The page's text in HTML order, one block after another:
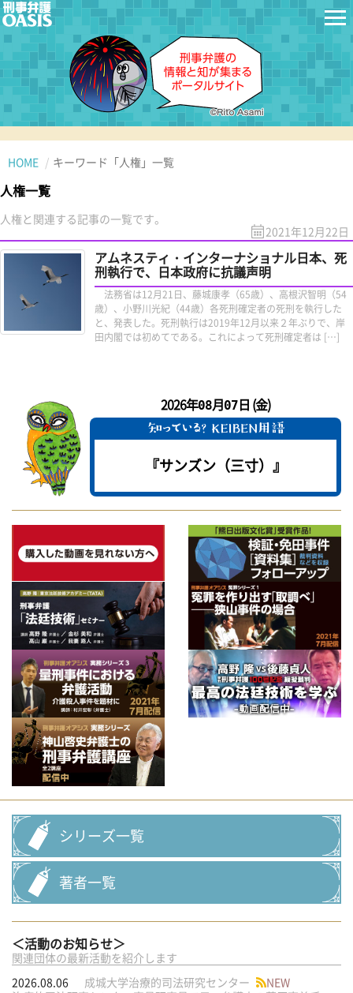
HOME キーワード「人権」一覧
人権一覧
人権と関連する記事の一覧です。
2021年12月22日
アムネスティ・インターナショナル日本、死
刑執行で、日本政府に抗議声明
法務省は12月21日、藤城康孝（65歳）、高根沢智明（54
歳）、小野川光紀（44歳）各死刑確定者の死刑を執行した
と、発表した。死刑執行は2019年12月以来２年ぶりで、岸
田内閣では初めてである。これによって死刑確定者は […]
2026年08月07日 (金)
『サンズン（三寸）』
シリーズ一覧
著者一覧
＜活動のお知らせ＞
関連団体の最新活動を紹介します
2026.08.06
成城大学治療的司法研究センター
NEW